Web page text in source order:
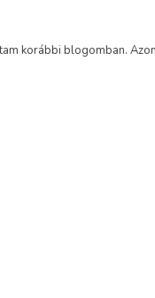
korábbi blogomban.